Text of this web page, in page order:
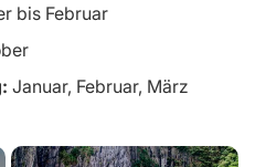
bis Februar
Januar, Februar, März